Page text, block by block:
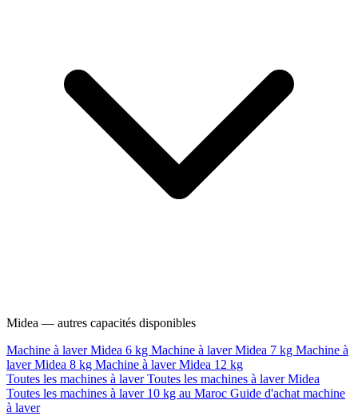
Midea — autres capacités disponibles
Machine à laver Midea 6 kg Machine à laver Midea 7 kg Machine à
laver Midea 8 kg Machine à laver Midea 12 kg
Toutes les machines à laverToutes les machines à laver Midea
Toutes les machines à laver 10 kg au Maroc Guide d'achat machine
à laver